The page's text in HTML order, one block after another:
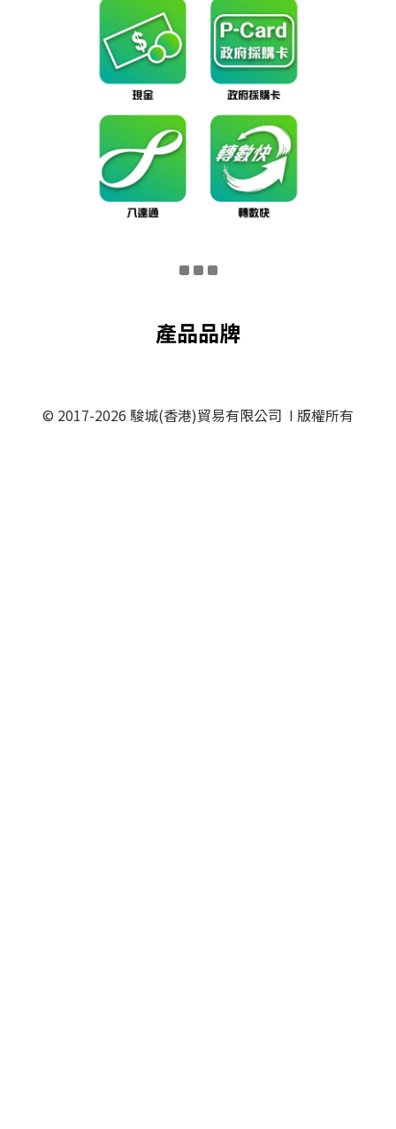
產品品牌
© 2017-2026 駿城(香港)貿易有限公司 I 版權所有